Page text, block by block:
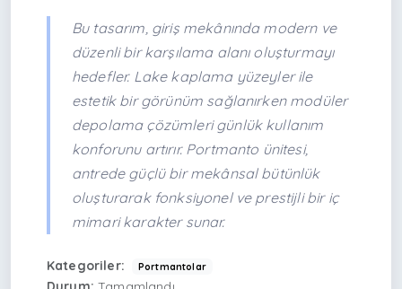
Bu tasarım, giriş mekânında modern ve
düzenli bir karşılama alanı oluşturmayı
hedefler. Lake kaplama yüzeyler ile
estetik bir görünüm sağlanırken modüler
depolama çözümleri günlük kullanım
konforunu artırır. Portmanto ünitesi,
antrede güçlü bir mekânsal bütünlük
oluşturarak fonksiyonel ve prestijli bir iç
mimari karakter sunar.
Kategoriler: Portmantolar